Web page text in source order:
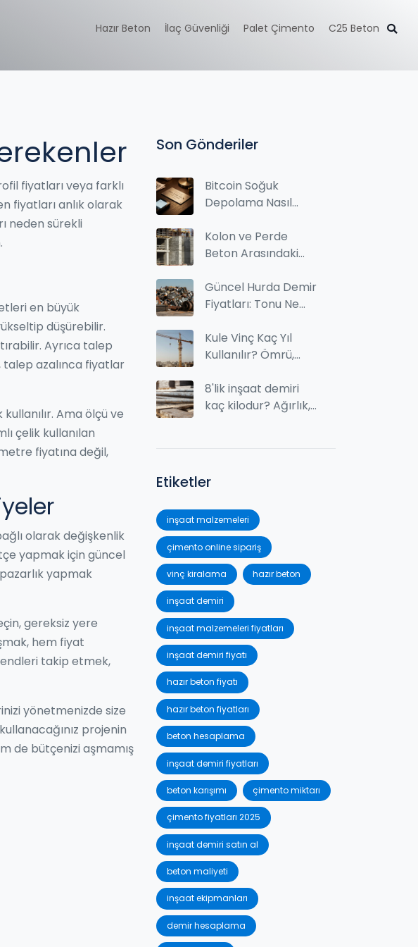
Hazır Beton İlaç Güvenliği Palet Çimento C25 Beton
fiyatları veya farklı
fiyatları anlık olarak
neden sürekli
en büyük
düşürebilir.
Ayrıca talep
azalınca fiyatlar
Ama ölçü ve
çelik kullanılan
fiyatına değil,
olarak değişkenlik
yapmak için güncel
yapmak
gereksiz yere
hem fiyat
takip etmek,
yönetmenizde size
projenin
de bütçenizi aşmamış
Son Gönderiler
Bitcoin Soğuk
Depolama Nasıl
Rehber
Kolon ve Perde
Beton Arasındaki
Güncel Hurda Demir
Fiyatları: Tonu Ne
Hesaplanır?
Kule Vinç Kaç Yıl
Kullanılır? Ömrü,
Kaybı
8'lik inşaat demiri
kaç kilodur? Ağırlık,
Etiketler
inşaat malzemeleri
çimento online sipariş
vinç kiralama hazır beton
inşaat demiri
inşaat malzemeleri fiyatları
inşaat demiri fiyatı
hazır beton fiyatı
hazır beton fiyatları
beton hesaplama
inşaat demiri fiyatları
beton karışımı çimento miktarı
çimento fiyatları 2025
inşaat demiri satın al
beton maliyeti
inşaat ekipmanları
demir hesaplama